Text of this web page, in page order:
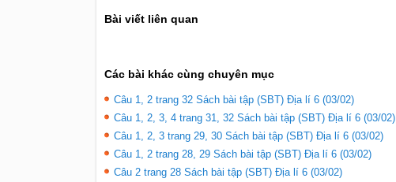
Bài viết liên quan
Các bài khác cùng chuyên mục
Câu 1, 2 trang 32 Sách bài tập (SBT) Địa lí 6 (03/02)
Câu 1, 2, 3, 4 trang 31, 32 Sách bài tập (SBT) Địa lí 6 (03/02)
Câu 1, 2, 3 trang 29, 30 Sách bài tập (SBT) Địa lí 6 (03/02)
Câu 1, 2 trang 28, 29 Sách bài tập (SBT) Địa lí 6 (03/02)
Câu 2 trang 28 Sách bài tập (SBT) Địa lí 6 (03/02)